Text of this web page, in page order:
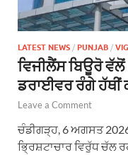
LATEST NEWS / PUNJAB /
ਵਿਜੀਲੈਂਸ ਬਿਊਰੋ
ਡਰਾਈਵਰ ਰੰਗੇ ਹੱਥੀਂ
Leave a Comment
ਚੰਡੀਗੜ੍ਹ, 6 ਅਗਸਤ
ਭ੍ਰਿਸ਼ਟਾਚਾਰ ਵਿਰੁੱਧ ਚੱਲ